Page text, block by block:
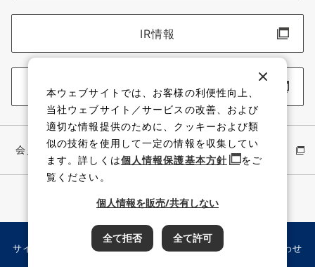
IR情報
採用情報
会員サイト イワキ公式 YouTube
サイト利用規約 個人情報保護方針 サイトマップ お問い合わせ
本ウェブサイトでは、お客様の利便性向上、
当社ウェブサイト／サービスの改善、および
適切な情報提供のために、クッキーおよび類
似の技術を使用して一定の情報を収集してい
ます。詳しくは個人情報保護基本方針
をご
覧ください。
個人情報を販売/共有しない
全て拒否 全て許可